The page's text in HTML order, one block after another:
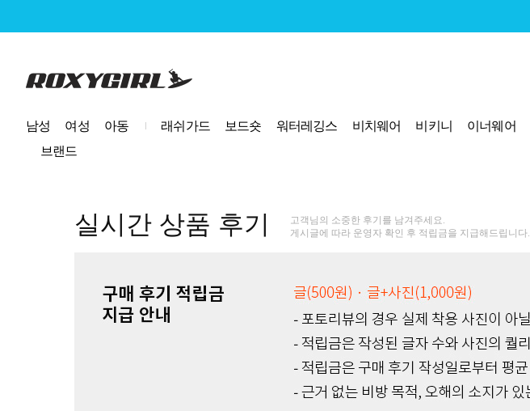
로고
남성 여성 아동 래쉬가드 보드숏 워터레깅스 비치웨어 비키니 이너웨어
브랜드
실시간 상품 후기
고객님의 소중한 후기를 남겨주세요.
게시글에 따라 운영자 확인 후 적립금을 지급해드립니다.